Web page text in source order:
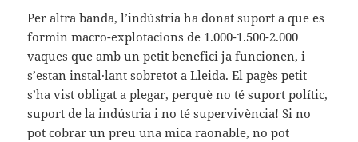
Per altra banda, l’indústria ha donat suport a que es
formin macro-explotacions de 1.000-1.500-2.000
vaques que amb un petit benefici ja funcionen, i
s’estan instal·lant sobretot a Lleida. El pagès petit
s’ha vist obligat a plegar, perquè no té suport polític,
suport de la indústria i no té supervivència! Si no
pot cobrar un preu una mica raonable, no pot